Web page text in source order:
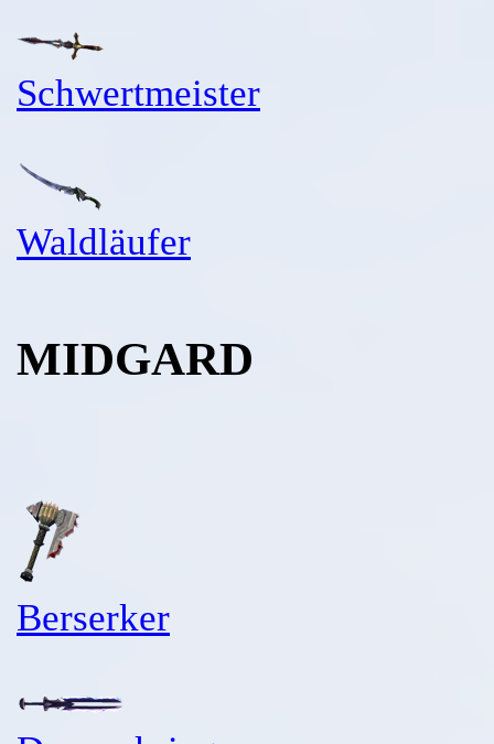
Schwertmeister
Waldläufer
MIDGARD
Berserker